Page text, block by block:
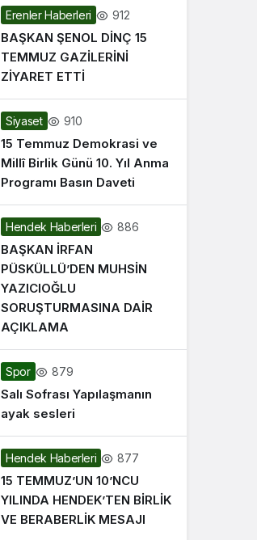
Erenler Haberleri 912
BAŞKAN ŞENOL DİNÇ 15
TEMMUZ GAZİLERİNİ
ZİYARET ETTİ
Siyaset 910
15 Temmuz Demokrasi ve
Millî Birlik Günü 10. Yıl Anma
Programı Basın Daveti
Hendek Haberleri 886
BAŞKAN İRFAN
PÜSKÜLLÜ’DEN MUHSİN
YAZICIOĞLU
SORUŞTURMASINA DAİR
AÇIKLAMA
Spor 879
Salı Sofrası Yapılaşmanın
ayak sesleri
Hendek Haberleri 877
15 TEMMUZ’UN 10’NCU
YILINDA HENDEK’TEN BİRLİK
VE BERABERLİK MESAJI